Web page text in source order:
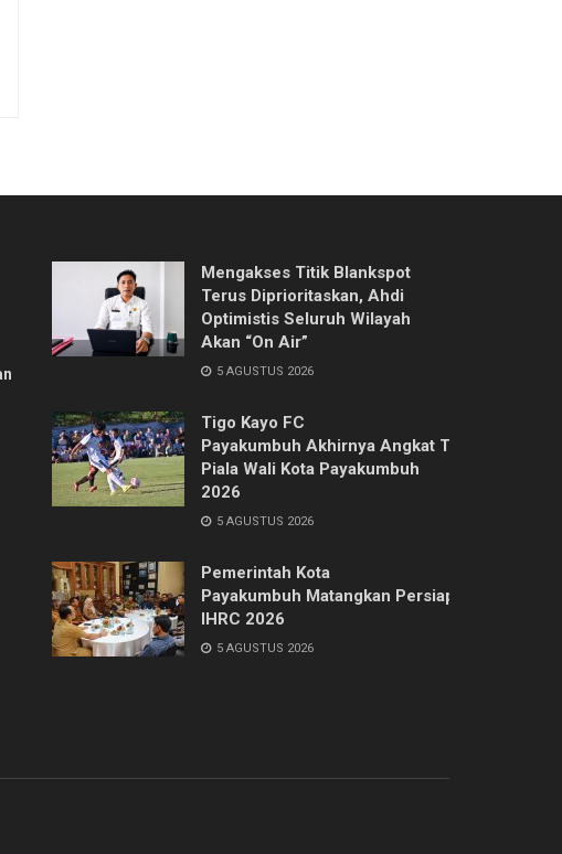
Mengakses Titik Blankspot
Terus Diprioritaskan, Ahdi
Optimistis Seluruh Wilayah
Akan “On Air”
5 AGUSTUS 2026
Tigo Kayo FC
Payakumbuh Akhirnya Angkat Trofi
Piala Wali Kota Payakumbuh
2026
5 AGUSTUS 2026
Pemerintah Kota
Payakumbuh Matangkan Persiapan
IHRC 2026
5 AGUSTUS 2026